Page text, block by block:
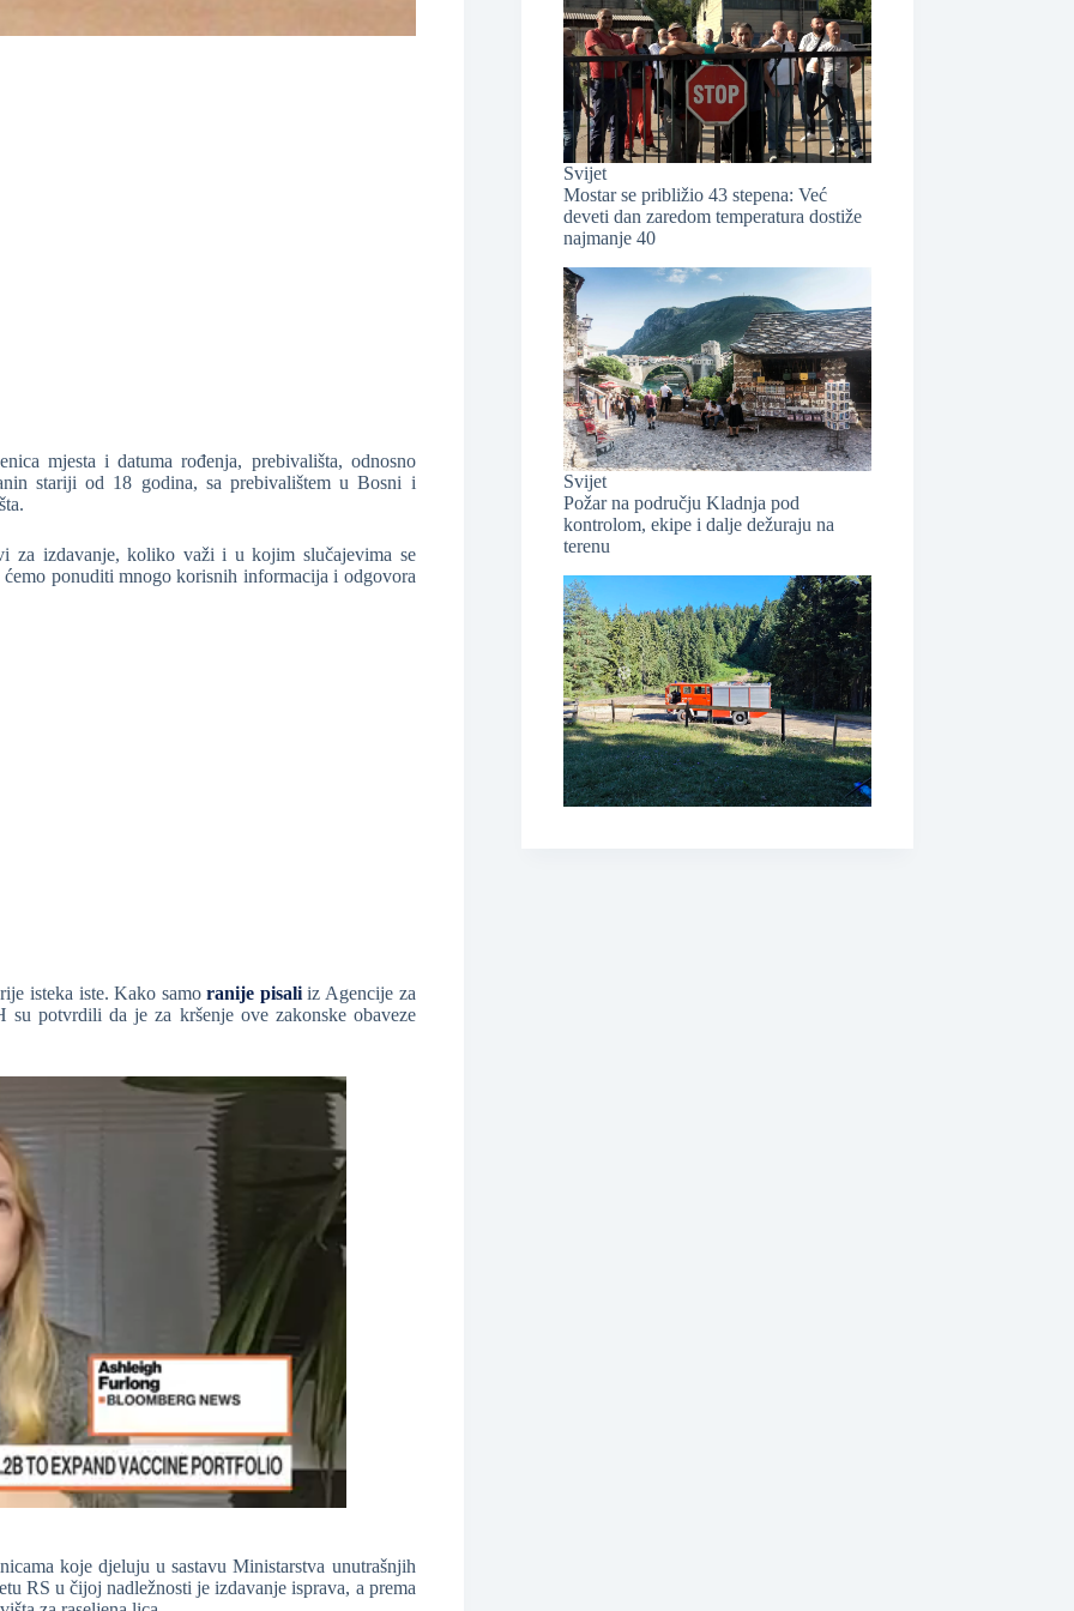
mjesta i datuma rođenja, prebivališta, odnosno
stariji od 18 godina, sa prebivalištem u Bosni i
za izdavanje, koliko važi i u kojim slučajevima se
ponuditi mnogo korisnih informacija i odgovora
isteka iste. Kako samoranije pisaliiz Agencije za
potvrdili da je za kršenje ove zakonske obaveze
koje djeluju u sastavu Ministarstva unutrašnjih
RS u čijoj nadležnosti je izdavanje isprava, a prema
Svijet
Mostar se približio 43 stepena: Već
deveti dan zaredom temperatura dostiže
najmanje 40
Svijet
Požar na području Kladnja pod
kontrolom, ekipe i dalje dežuraju na
terenu